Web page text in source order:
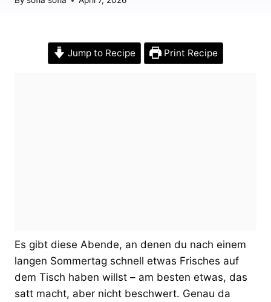
Jump to Recipe Print Recipe
Es gibt diese Abende, an denen du nach einem
langen Sommertag schnell etwas Frisches auf
dem Tisch haben willst – am besten etwas, das
satt macht, aber nicht beschwert. Genau da